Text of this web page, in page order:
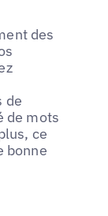
des
de
de mots
ce
bonne